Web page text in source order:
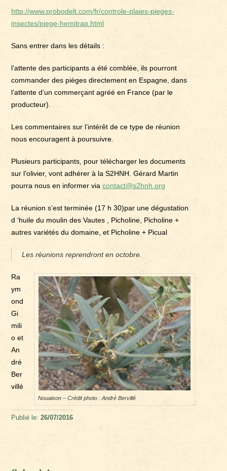
http://www.probodelt.com/fr/controle-plaies-pieges-
insectes/piege-hemitrap.html
Sans entrer dans les détails :
l’attente des participants a été comblée, ils pourront
commander des pièges directement en Espagne, dans
l’attente d’un commerçant agréé en France (par le
producteur).
Les commentaires sur l’intérêt de ce type de réunion
nous encouragent à poursuivre.
Plusieurs participants, pour télécharger les documents
sur l’olivier, vont adhérer à la S2HNH. Gérard Martin
pourra nous en informer viacontact@s2hnh.org
La réunion s’est terminée (17 h 30)par une dégustation
d ‘huile du moulin des Vautes , Picholine, Picholine +
autres variétés du domaine, et Picholine + Picual
Les réunions reprendront en octobre.
Nouaison – Crédit photo : André Bervillé
Ra
ym
ond
Gi
mili
o et
An
dré
Ber
villé
Publié le:26/07/2016